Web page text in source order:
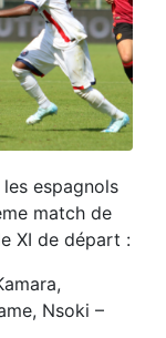
espagnols
match de
XI de départ :
Nsoki –